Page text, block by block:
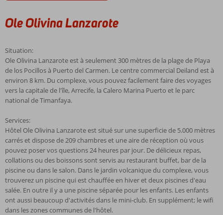
Ole Olivina Lanzarote
Situation:
Ole Olivina Lanzarote est à seulement 300 mètres de la plage de Playa
de los Pocillos à Puerto del Carmen. Le centre commercial Deiland est à
environ 8 km. Du complexe, vous pouvez facilement faire des voyages
vers la capitale de l'île, Arrecife, la Calero Marina Puerto et le parc
national de Timanfaya.
Services:
Hôtel Ole Olivina Lanzarote est situé sur une superficie de 5.000 mètres
carrés et dispose de 209 chambres et une aire de réception où vous
pouvez poser vos questions 24 heures par jour. De délicieux repas,
collations ou des boissons sont servis au restaurant buffet, bar de la
piscine ou dans le salon. Dans le jardin volcanique du complexe, vous
trouverez un piscine qui est chauffée en hiver et deux piscines d'eau
salée. En outre il y a une piscine séparée pour les enfants. Les enfants
ont aussi beaucoup d'activités dans le mini-club. En supplément; le wifi
dans les zones communes de l'hôtel.